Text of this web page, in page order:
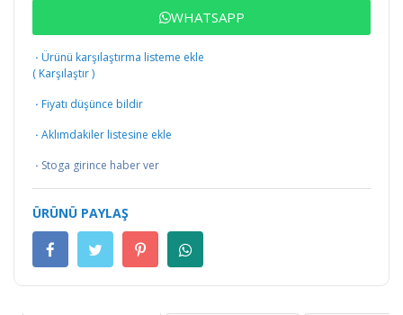
WHATSAPP
· Ürünü karşılaştırma listeme ekle
( Karşılaştır)
· Fiyatı düşünce bildir
· Aklımdakiler listesine ekle
· Stoga girince haber ver
ÜRÜNÜ PAYLAŞ